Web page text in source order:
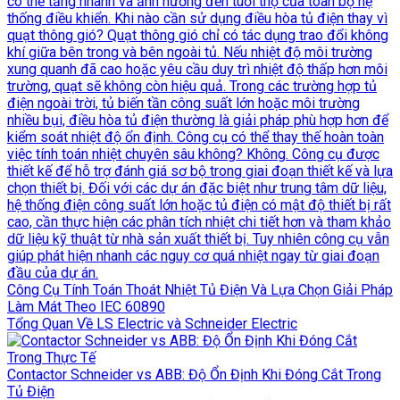
Công Cụ Tính Toán Thoát Nhiệt Tủ Điện Và Lựa Chọn Giải Pháp
Làm Mát Theo IEC 60890
Tổng Quan Về LS Electric và Schneider Electric
Contactor Schneider vs ABB: Độ Ổn Định Khi Đóng Cắt Trong
Tủ Điện